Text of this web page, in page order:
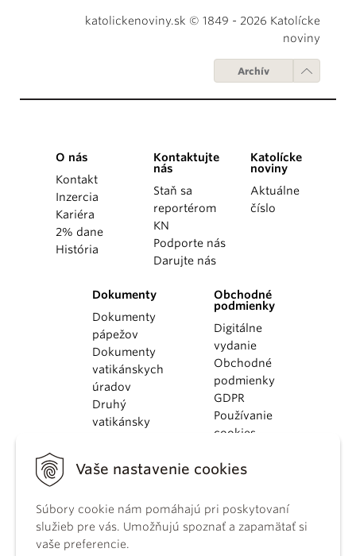
Vaše nastavenie cookies
Súbory cookie nám pomáhajú pri poskytovaní
služieb pre vás. Umožňujú spoznať a zapamätať si
vaše preferencie.
katolickenoviny.sk © 1849 - 2026 Katolícke
noviny
Archív
O nás
Kontakt
Inzercia
Kariéra
2% dane
História
Kontaktujte
nás
Staň sa
reportérom
KN
Podporte nás
Darujte nás
Katolícke
noviny
Aktuálne
číslo
Dokumenty
Dokumenty
pápežov
Dokumenty
vatikánskych
úradov
Druhý
vatikánsky
KBS
kánonického
práva
Katechizmus
Obchodné
podmienky
Digitálne
vydanie
Obchodné
podmienky
GDPR
Používanie
cookies